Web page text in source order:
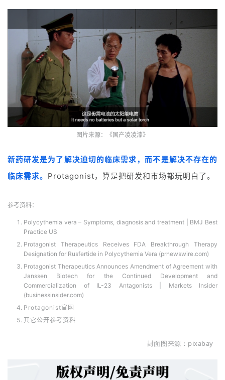
图片来源：《国产凌凌漆》
新药研发是为了解决迫切的临床需求，而不是解决不存在的
临床需求。 Protagonist，算是把研发和市场都玩明白了。
参考资料：
Polycythemia vera – Symptoms, diagnosis and treatment | BMJ Best
Practice US
Protagonist Therapeutics Receives FDA Breakthrough Therapy
Designation for Rusfertide in Polycythemia Vera (prnewswire.com)
Protagonist Therapeutics Announces Amendment of Agreement with
Janssen Biotech for the Continued Development and
Commercialization of IL-23 Antagonists | Markets Insider
(businessinsider.com)
Protagonist官网
其它公开参考资料
封面图来源：pixabay